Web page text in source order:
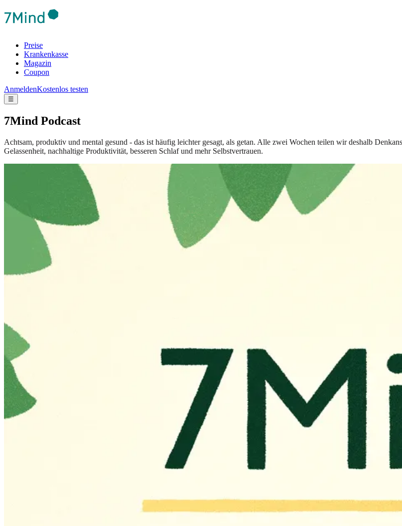
Preise
Krankenkasse
Magazin
Coupon
AnmeldenKostenlos testen
☰
7Mind Podcast
Achtsam, produktiv und mental gesund - das ist häufig leichter gesagt, als getan. Alle zwei Wochen teilen wir deshalb
Gelassenheit, nachhaltige Produktivität, besseren Schlaf und mehr Selbstvertrauen.